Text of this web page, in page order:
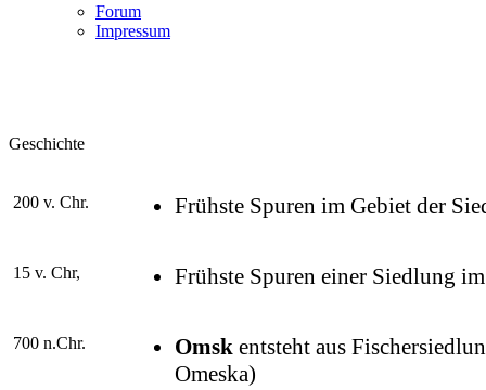
Forum
Impressum
Geschichte
200 v. Chr. Frühste Spuren im Gebiet der
15 v. Chr, Frühste Spuren einer Siedlung
700 n.Chr. Omsk entsteht aus
Omeska)